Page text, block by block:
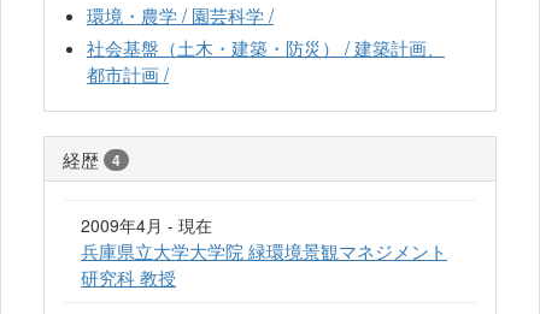
環境・農学 / 園芸科学 /
社会基盤（土木・建築・防災） / 建築計画、
都市計画 /
経歴 4
2009年4月 - 現在
兵庫県立大学大学院 緑環境景観マネジメント
研究科 教授